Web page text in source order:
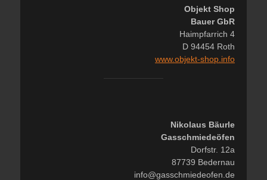
Objekt Shop
Bauer GbR
Haimpfarrich 4
D 94454 Roth
www.objekt-shop.info
Nikolaus Bäurle
Gasschmiedeöfen
Dorfstr. 12a
87739 Bedernau
info@gasschmiedeofen.de